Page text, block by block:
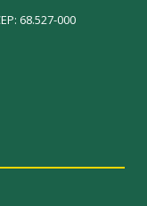
68.527-000